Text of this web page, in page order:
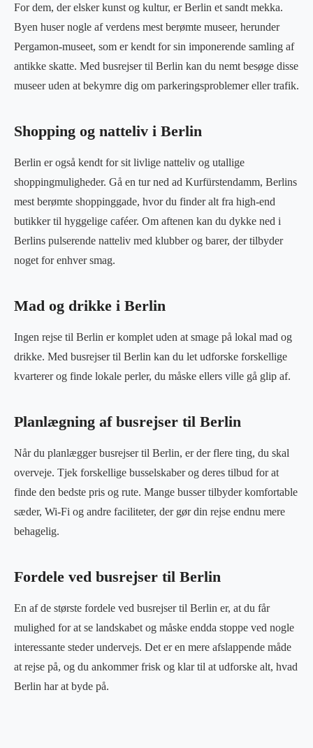
For dem, der elsker kunst og kultur, er Berlin et sandt mekka.
Byen huser nogle af verdens mest berømte museer, herunder
Pergamon-museet, som er kendt for sin imponerende samling af
antikke skatte. Med busrejser til Berlin kan du nemt besøge disse
museer uden at bekymre dig om parkeringsproblemer eller trafik.
Shopping og natteliv i Berlin
Berlin er også kendt for sit livlige natteliv og utallige
shoppingmuligheder. Gå en tur ned ad Kurfürstendamm, Berlins
mest berømte shoppinggade, hvor du finder alt fra high-end
butikker til hyggelige caféer. Om aftenen kan du dykke ned i
Berlins pulserende natteliv med klubber og barer, der tilbyder
noget for enhver smag.
Mad og drikke i Berlin
Ingen rejse til Berlin er komplet uden at smage på lokal mad og
drikke. Med busrejser til Berlin kan du let udforske forskellige
kvarterer og finde lokale perler, du måske ellers ville gå glip af.
Planlægning af busrejser til Berlin
Når du planlægger busrejser til Berlin, er der flere ting, du skal
overveje. Tjek forskellige busselskaber og deres tilbud for at
finde den bedste pris og rute. Mange busser tilbyder komfortable
sæder, Wi-Fi og andre faciliteter, der gør din rejse endnu mere
behagelig.
Fordele ved busrejser til Berlin
En af de største fordele ved busrejser til Berlin er, at du får
mulighed for at se landskabet og måske endda stoppe ved nogle
interessante steder undervejs. Det er en mere afslappende måde
at rejse på, og du ankommer frisk og klar til at udforske alt, hvad
Berlin har at byde på.